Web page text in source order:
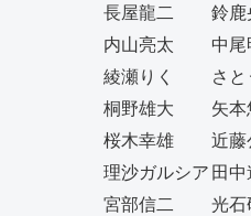
長屋龍二
鈴鹿
内山亮太
中尾
綾瀬りく
さ
桐野雄大
矢
桜木幸雄
近藤
理沙ガルシア 田中
宮部信二
光石